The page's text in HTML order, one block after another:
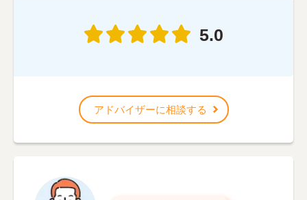
5.0
アドバイザーに相談する